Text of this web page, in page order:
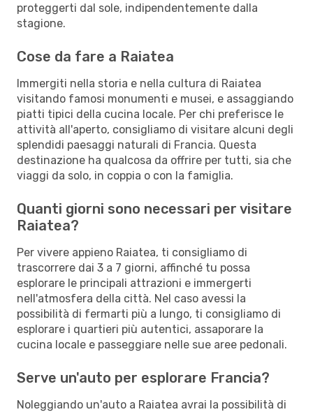
proteggerti dal sole, indipendentemente dalla
stagione.
Cose da fare a Raiatea
Immergiti nella storia e nella cultura di Raiatea
visitando famosi monumenti e musei, e assaggiando
piatti tipici della cucina locale. Per chi preferisce le
attività all'aperto, consigliamo di visitare alcuni degli
splendidi paesaggi naturali di Francia. Questa
destinazione ha qualcosa da offrire per tutti, sia che
viaggi da solo, in coppia o con la famiglia.
Quanti giorni sono necessari per visitare
Raiatea?
Per vivere appieno Raiatea, ti consigliamo di
trascorrere dai 3 a 7 giorni, affinché tu possa
esplorare le principali attrazioni e immergerti
nell'atmosfera della città. Nel caso avessi la
possibilità di fermarti più a lungo, ti consigliamo di
esplorare i quartieri più autentici, assaporare la
cucina locale e passeggiare nelle sue aree pedonali.
Serve un'auto per esplorare Francia?
Noleggiando un'auto a Raiatea avrai la possibilità di